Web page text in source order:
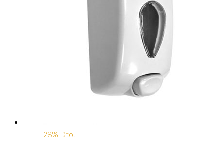
28% Dto.